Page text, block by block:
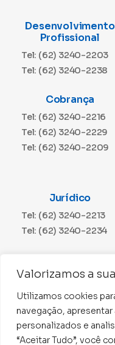
Valorizamos a
Utilizamos cookies
navegação,
personalizados e
“Aceitar Tudo”, você
Desenvolvimento
Profissional
Tel: (62) 3240-2203
Tel: (62) 3240-2238
Cobrança
Tel: (62) 3240-2216
Tel: (62) 3240-2229
Tel: (62) 3240-2209
Jurídico
Tel: (62) 3240-2213
Tel: (62) 3240-2234
Tel: (62) 3240-2230
CNPJ: